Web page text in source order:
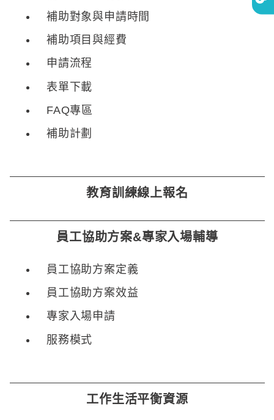
補助對象與申請時間
補助項目與經費
申請流程
表單下載
FAQ專區
補助計劃
教育訓練線上報名
員工協助方案&專家入場輔導
員工協助方案定義
員工協助方案效益
專家入場申請
服務模式
工作生活平衡資源